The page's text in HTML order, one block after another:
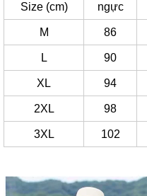
Size (cm) ngực
M 86
L 90
XL 94
2XL 98
3XL 102